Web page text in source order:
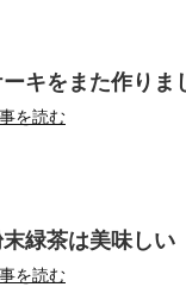
キをまた作りま
を読む
緑茶は美味しい
を読む